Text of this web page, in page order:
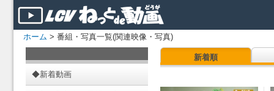
ホーム > 番組・写真一覧(関連映像・写真)
◆新着動画
新着順